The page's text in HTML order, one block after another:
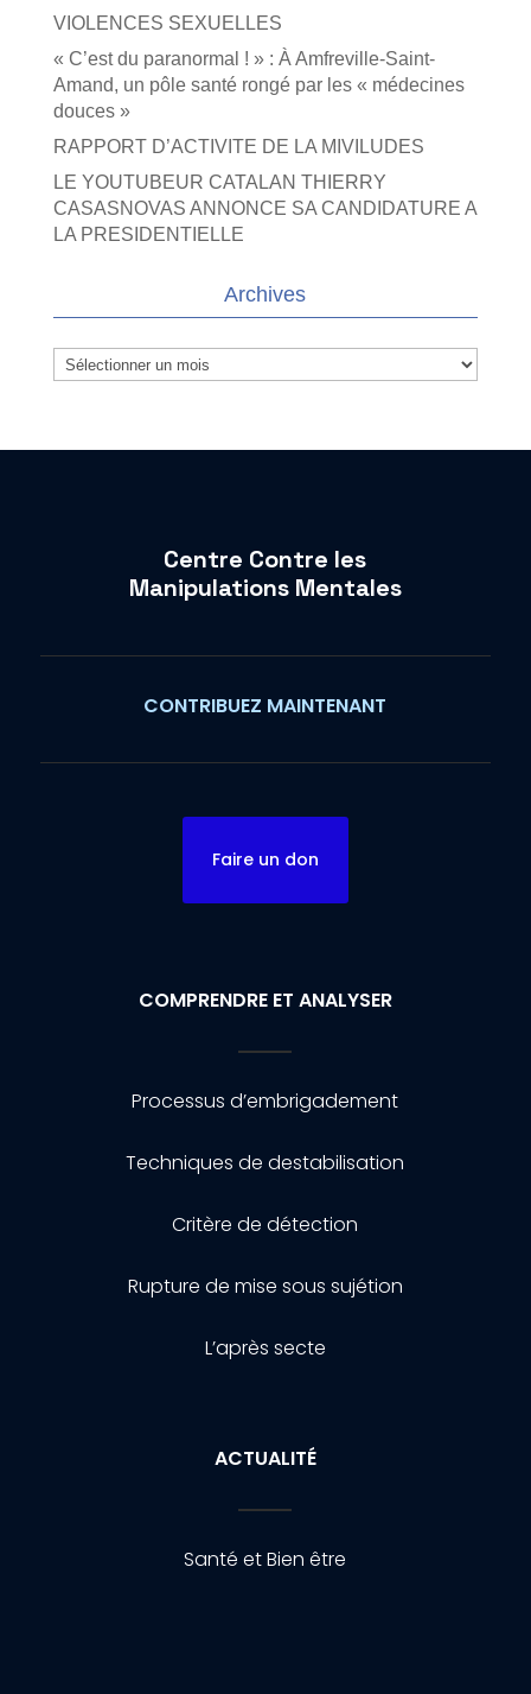
VIOLENCES SEXUELLES
« C’est du paranormal ! » : À Amfreville-Saint-
Amand, un pôle santé rongé par les « médecines
douces »
RAPPORT D’ACTIVITE DE LA MIVILUDES
LE YOUTUBEUR CATALAN THIERRY
CASASNOVAS ANNONCE SA CANDIDATURE A
LA PRESIDENTIELLE
Archives
Archives
Centre Contre les
Manipulations Mentales
CONTRIBUEZ MAINTENANT
Faire un don
COMPRENDRE ET ANALYSER
Processus d’embrigadement
Techniques de destabilisation
Critère de détection
Rupture de mise sous sujétion
L’après secte
ACTUALITÉ
Santé et Bien être